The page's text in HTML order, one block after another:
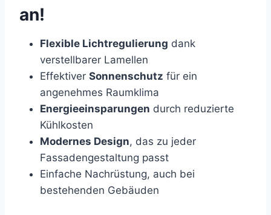
an!
Flexible Lichtregulierung dank
verstellbarer Lamellen
Effektiver Sonnenschutz für ein
angenehmes Raumklima
Energieeinsparungen durch reduzierte
Kühlkosten
Modernes Design, das zu jeder
Fassadengestaltung passt
Einfache Nachrüstung, auch bei
bestehenden Gebäuden